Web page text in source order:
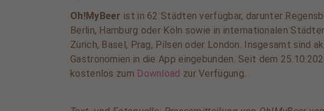
Oh!MyBeer ist in 62 Städten verfügbar, darunter
Berlin, Hamburg oder Köln sowie in internationalen
Zürich, Basel, Prag, Pilsen oder London. Insgesamt sind
Gastronomien in die App eingebunden. Seit dem
kostenlos zum Download zur Verfügung.